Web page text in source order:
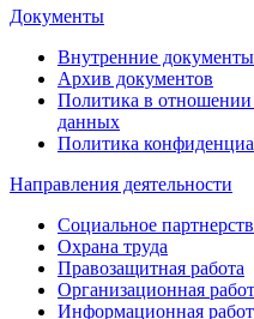
Документы
Внутренние документы
Архив документов
Политика в отношении
данных
Политика
Направления деятельности
Социальное
Охрана труда
Правозащитная работа
Организационная
Информационная